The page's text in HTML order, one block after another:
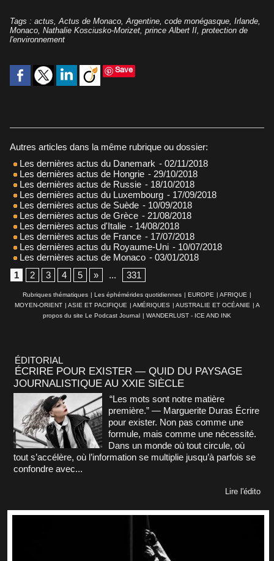
Tags : actus Actus de Monaco Argentine code monégasque Irlande
Monaco Nathalie Kosciusko-Morizet prince Albert II protection de
l'environnement
Save
Autres articles dans la même rubrique ou dossier:
Les dernières actus du Danemark - 02/11/2018
Les dernières actus de Hongrie - 29/10/2018
Les dernières actus de Russie - 18/10/2018
Les dernières actus du Luxembourg - 17/09/2018
Les dernières actus de Suède - 10/09/2018
Les dernières actus de Grèce - 21/08/2018
Les dernières actus d'Italie - 14/08/2018
Les dernières actus de France - 17/07/2018
Les dernières actus du Royaume-Uni - 10/07/2018
Les dernières actus de Monaco - 03/01/2018
1
2 3 4 5 » ... 331
Rubriques thématiques | Les éphémérides quotidiennes | EUROPE | AFRIQUE |
MOYEN-ORIENT | ASIE ET PACIFIQUE | AMÉRIQUES | AUSTRALIE ET OCÉANIE | A
propos du site Le Podcast Journal | WANDERLUST - ICE AND INK
ÉDITORIAL
ÉCRIRE POUR EXISTER — QUID DU PAYSAGE
JOURNALISTIQUE AU XXIE SIÈCLE
“Les mots sont notre matière
première.” — Marguerite Duras Écrire
pour exister. Non pas comme une
formule, mais comme une nécessité.
Dans un monde où tout circule, où
tout s’accélère, où l’information se multiplie jusqu’à parfois se
confondre avec...
Lire l'édito